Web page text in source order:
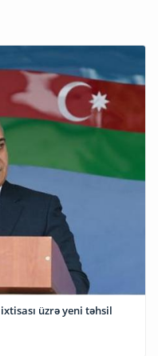
üzrə yeni təhsil